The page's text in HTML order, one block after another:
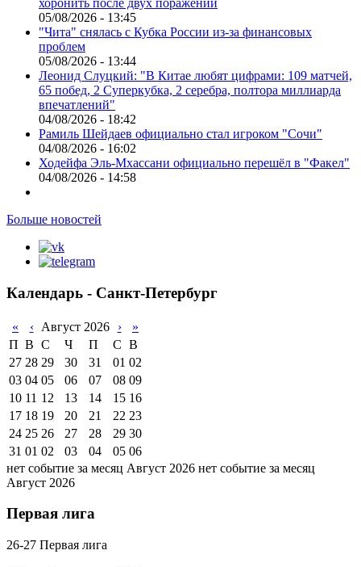
хоронить после двух поражений
05/08/2026 - 13:45
"Чита" снялась с Кубка России из-за финансовых
проблем
05/08/2026 - 13:44
Леонид Слуцкий: "В Китае любят цифрами: 109 матчей,
65 побед, 2 Суперкубка, 2 серебра, полтора миллиарда
впечатлений"
04/08/2026 - 18:42
Рамиль Шейдаев официально стал игроком "Сочи"
04/08/2026 - 16:02
Ходейфа Эль-Мхассани официально перешёл в "Факел"
04/08/2026 - 14:58
Больше новостей
Календарь - Санкт-Петербург
« ‹ Август 2026 ›
»
П В С Ч П С В
27 28 29 30 31 01 02
03 04 05 06 07 08 09
10 11 12 13 14 15 16
17 18 19 20 21 22 23
24 25 26 27 28 29 30
31 01 02 03 04 05 06
нет событие за месяц Август 2026 нет событие за месяц
Август 2026
Первая лига
26-27 Первая лига